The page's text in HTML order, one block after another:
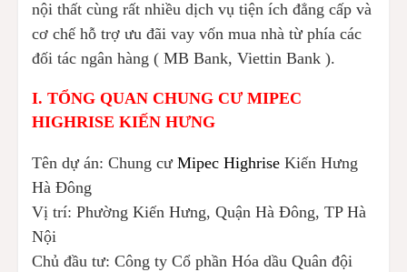
nội thất cùng rất nhiều dịch vụ tiện ích đẳng cấp và
cơ chế hỗ trợ ưu đãi vay vốn mua nhà từ phía các
đối tác ngân hàng ( MB Bank, Viettin Bank ).
I. TỔNG QUAN CHUNG CƯ MIPEC
HIGHRISE KIẾN HƯNG
Tên dự án: Chung cưMipec Highrise Kiến Hưng
Hà Đông
Vị trí: Phường Kiến Hưng, Quận Hà Đông, TP Hà
Nội
Chủ đầu tư: Công ty Cổ phần Hóa dầu Quân đội